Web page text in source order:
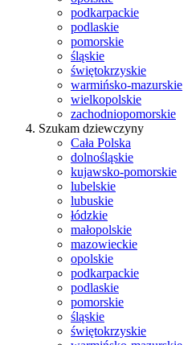
podkarpackie
podlaskie
pomorskie
śląskie
świętokrzyskie
warmińsko-mazurskie
wielkopolskie
zachodniopomorskie
Szukam dziewczyny
Cała Polska
dolnośląskie
kujawsko-pomorskie
lubelskie
lubuskie
łódzkie
małopolskie
mazowieckie
opolskie
podkarpackie
podlaskie
pomorskie
śląskie
świętokrzyskie